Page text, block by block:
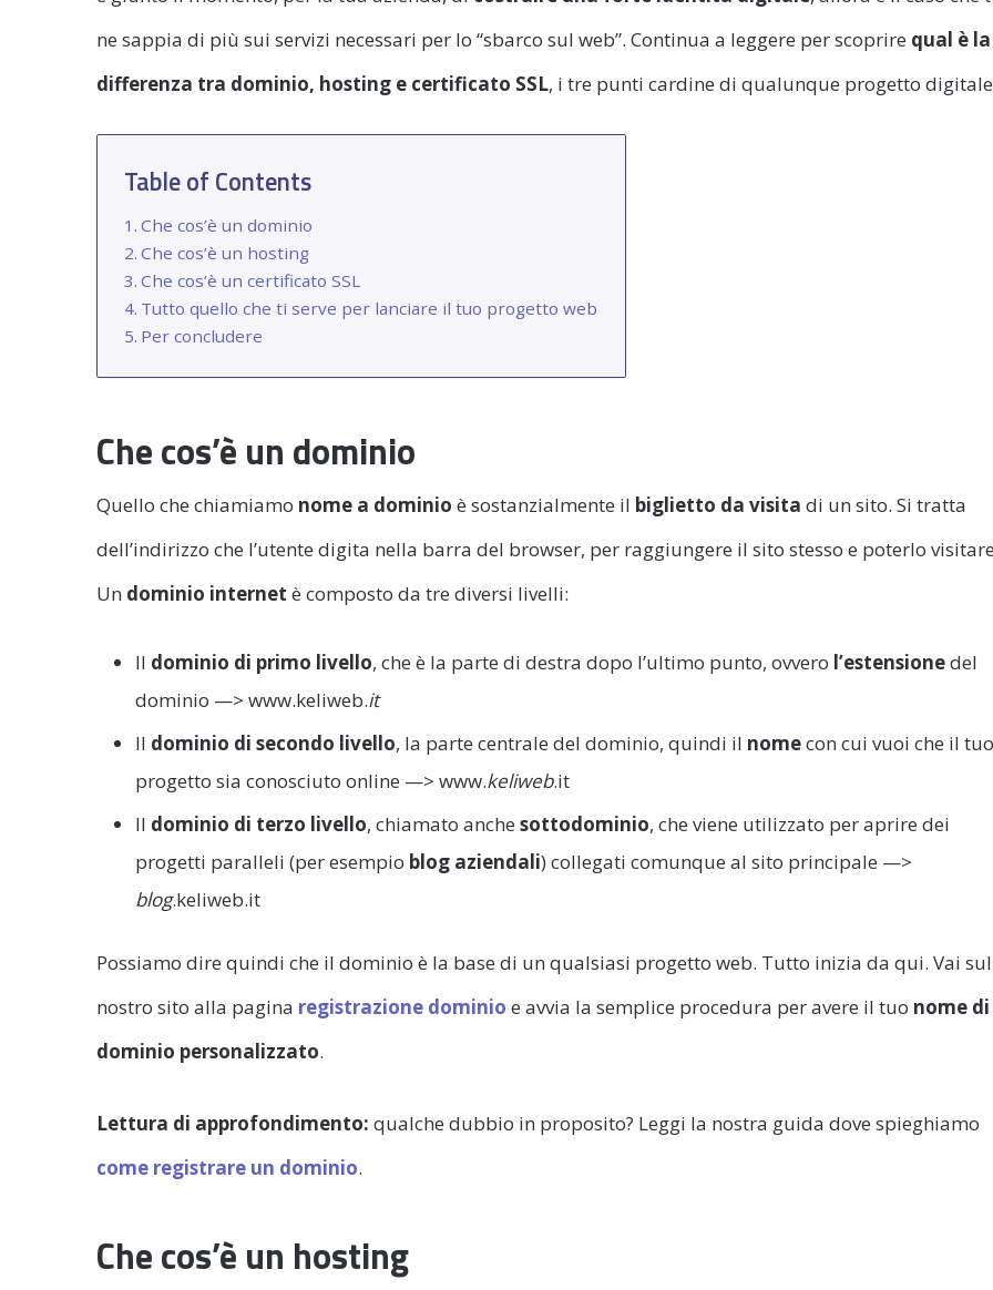
ne sappia di più sui servizi necessari per lo “sbarco sul web”. Continua a leggere per scoprire qual è la
differenza tra dominio, hosting e certificato SSL, i tre punti cardine di qualunque progetto
Table of Contents
Che cos’è un dominio
Che cos’è un hosting
Che cos’è un certificato SSL
Tutto quello che ti serve per lanciare il tuo progetto web
Per concludere
Che cos’è un dominio
Quello che chiamiamo nome a dominio è sostanzialmente il biglietto da visita di un sito. Si tratta
dell’indirizzo che l’utente digita nella barra del browser, per raggiungere il sito stesso e poterlo
Un dominio internet è composto da tre diversi livelli:
Il dominio di primo livello, che è la parte di destra dopo l’ultimo punto, ovvero l’estensionedel
dominio —> www.keliweb.it
Il dominio di secondo livello, la parte centrale del dominio, quindi il nomecon cui vuoi che il tuo
progetto sia conosciuto online —> www.keliweb.it
Il dominio di terzo livello, chiamato anche sottodominio, che viene utilizzato per aprire dei
progetti paralleli (per esempio blog aziendali) collegati comunque al sito principale —>
blog.keliweb.it
Possiamo dire quindi che il dominio è la base di un qualsiasi progetto web. Tutto inizia da qui. Vai sul
nostro sito alla pagina registrazione dominio e avvia la semplice procedura per avere il tuo nome di
dominio personalizzato.
Lettura di approfondimento: qualche dubbio in proposito? Leggi la nostra guida dove spieghiamo
come registrare un dominio.
Che cos’è un hosting